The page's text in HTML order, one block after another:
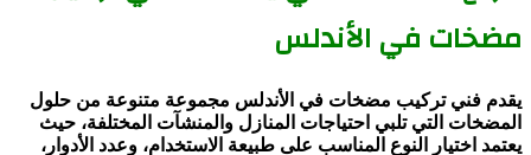
مضخات في الأندلس
يقدم فني تركيب مضخات في الأندلس مجموعة متنوعة من حلول
المضخات التي تلبي احتياجات المنازل والمنشآت المختلفة، حيث
يعتمد اختيار النوع المناسب على طبيعة الاستخدام، وعدد الأدوار،